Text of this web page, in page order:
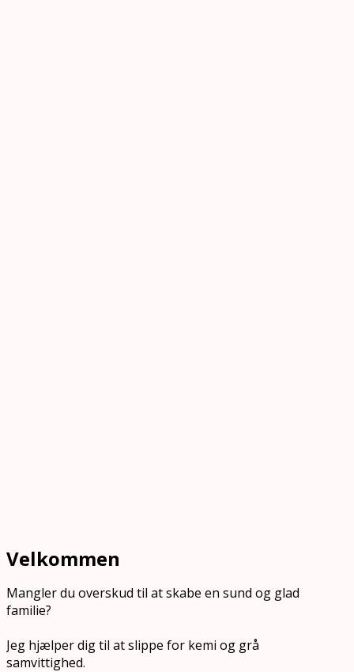
Velkommen
Mangler du overskud til at skabe en sund og glad
familie?
Jeg hjælper dig til at slippe for kemi og grå
samvittighed.